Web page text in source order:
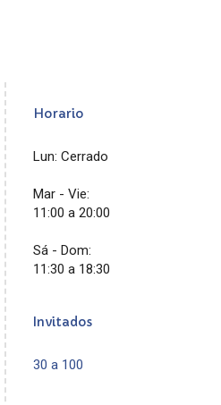
Horario
Lun: Cerrado
Mar - Vie:
11:00 a 20:00
Sá - Dom:
11:30 a 18:30
Invitados
30 a 100